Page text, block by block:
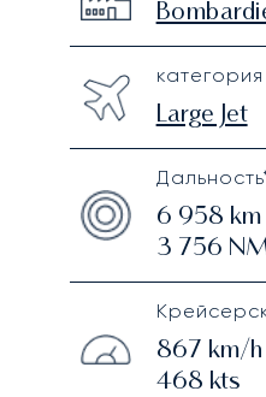
Large Jet
6 958 km
3 756
867 km/h
468 kts